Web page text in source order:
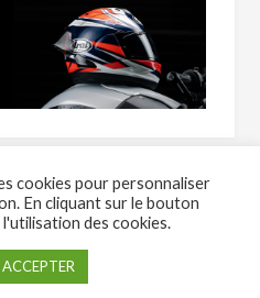
- Tous droits réservés - 2023
cookies pour personnaliser
En cliquant sur le bouton
des cookies.
ACCEPTER